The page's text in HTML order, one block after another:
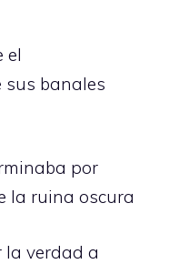
el
sus banales
por
la ruina oscura
la verdad a